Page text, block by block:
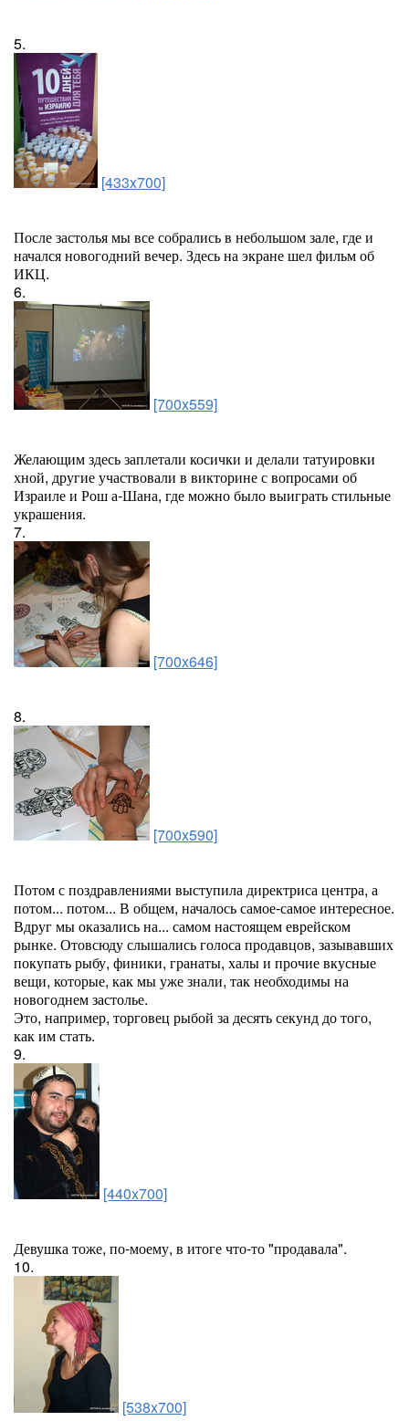
5.
[433x700]
После застолья мы все собрались в небольшом зале, где и
начался новогодний вечер. Здесь на экране шел фильм об
ИКЦ.
6.
[700x559]
Желающим здесь заплетали косички и делали татуировки
хной, другие участвовали в викторине с вопросами об
Израиле и Рош а-Шана, где можно было выиграть стильные
украшения.
7.
[700x646]
8.
[700x590]
Потом с поздравлениями выступила директриса центра, а
потом... потом... В общем, началось самое-самое интересное.
Вдруг мы оказались на... самом настоящем еврейском
рынке. Отовсюду слышались голоса продавцов, зазывавших
покупать рыбу, финики, гранаты, халы и прочие вкусные
вещи, которые, как мы уже знали, так необходимы на
новогоднем застолье.
Это, например, торговец рыбой за десять секунд до того,
как им стать.
9.
[440x700]
Девушка тоже, по-моему, в итоге что-то "продавала".
10.
[538x700]